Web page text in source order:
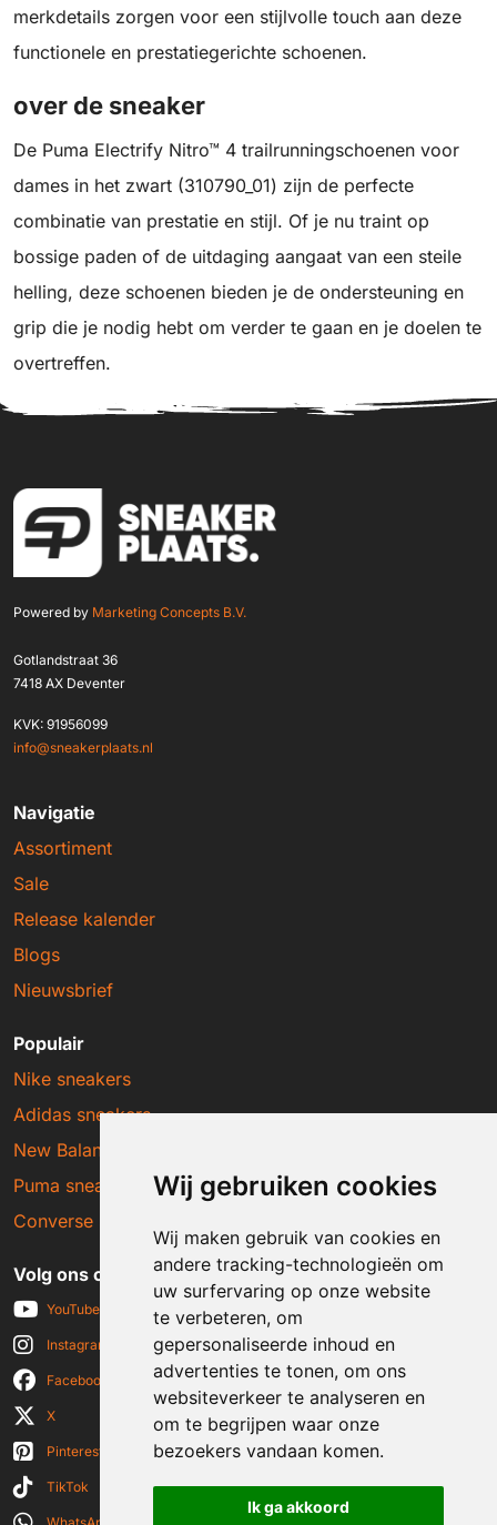
Wij gebruiken cookies
Wij maken gebruik van cookies en
andere tracking-technologieën om
uw surfervaring op onze website
te verbeteren, om
gepersonaliseerde inhoud en
advertenties te tonen, om ons
websiteverkeer te analyseren en
om te begrijpen waar onze
bezoekers vandaan komen.
Ik ga akkoord
merkdetails zorgen voor een stijlvolle touch aan deze
functionele en prestatiegerichte schoenen.
over de sneaker
De Puma Electrify Nitro™ 4 trailrunningschoenen voor
dames in het zwart (310790_01) zijn de perfecte
combinatie van prestatie en stijl. Of je nu traint op
bossige paden of de uitdaging aangaat van een steile
helling, deze schoenen bieden je de ondersteuning en
grip die je nodig hebt om verder te gaan en je doelen te
overtreffen.
Powered by Marketing Concepts B.V.
Gotlandstraat 36
7418 AX Deventer
KVK: 91956099
info@sneakerplaats.nl
Navigatie
Assortiment
Sale
Release kalender
Blogs
Nieuwsbrief
Populair
Nike sneakers
Adidas sneakers
New Balance sneakers
Puma sneakers
Converse sneakers
Volg ons op social media
YouTube
Instagram
Facebook
X
Pinterest
TikTok